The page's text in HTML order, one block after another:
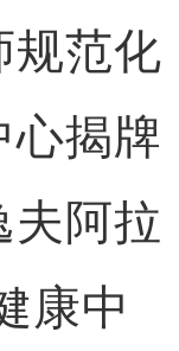
规范化
心揭牌
夫阿拉
康中